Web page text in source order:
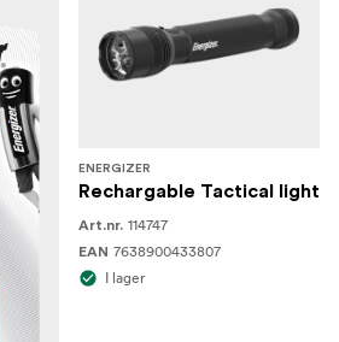
ENERGIZER
Rechargable Tactical light
Art.nr. 114747
EAN 7638900433807
I lager